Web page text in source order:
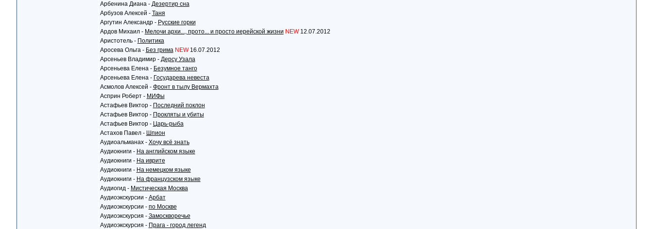
Арбенина Диана - Дезертир сна
Арбузов Алексей - Таня
Аргутин Александр - Русские горки
Ардов Михаил - Мелочи архи..., прото... и просто иерейской жизни NEW12.07.2012
Аристотель - Политика
Аросева Ольга - Без грима NEW16.07.2012
Арсеньев Владимир - Дерсу Узала
Арсеньева Елена - Безумное танго
Арсеньева Елена - Государева невеста
Асмолов Алексей - Фронт в тылу Вермахта
Асприн Роберт - МИФы
Астафьев Виктор - Последний поклон
Астафьев Виктор - Прокляты и убиты
Астафьев Виктор - Царь-рыба
Астахов Павел - Шпион
Аудиоальманах - Хочу всё знать
Аудиокниги - На английском языке
Аудиокниги - На иврите
Аудиокниги - На немецком языке
Аудиокниги - На французском языке
Аудиогид - Мистическая Москва
Аудиоэкскурсии - Арбат
Аудиоэкскурсии - по Москве
Аудиоэкскурсия - Замоскворечье
Аудиоэкскурсия - Прага - город легенд